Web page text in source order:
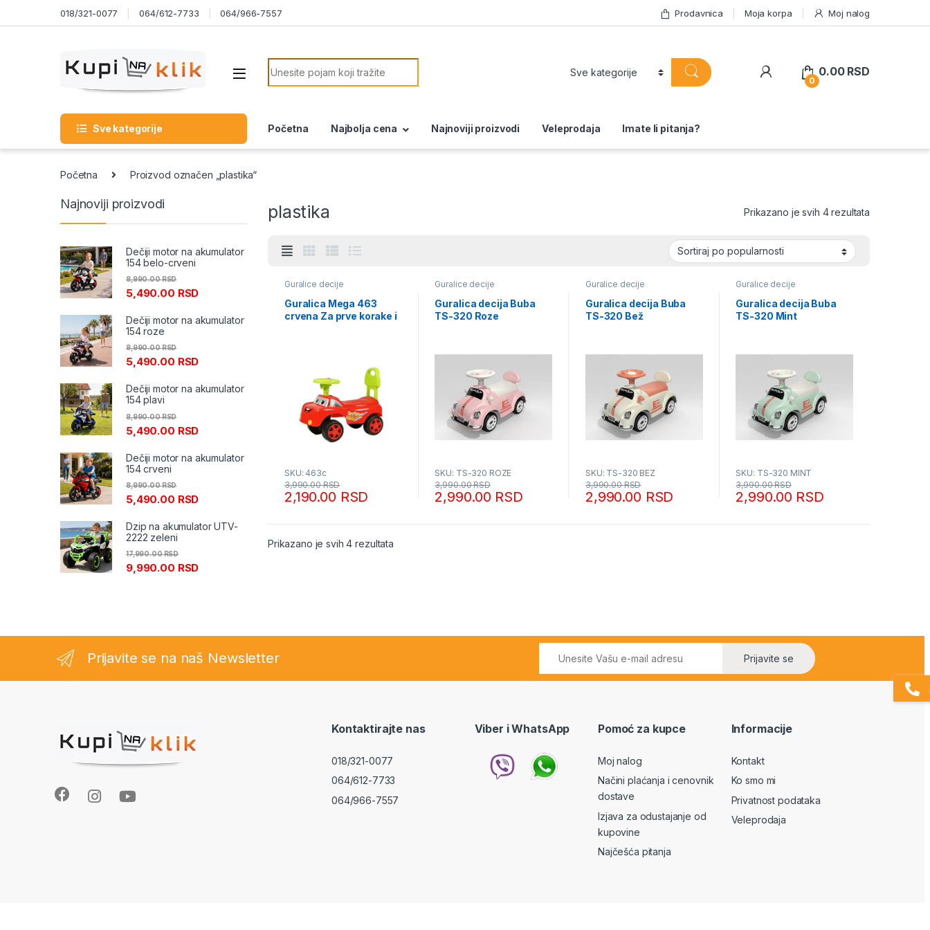
Skip to navigation018/321-0077 064/612-7733 064/966-7557 Prodavnica Moja korpa Moj nalog
Search for:
0
0.00 RSD
Sve kategorije Početna Najbolja cena Najnoviji proizvodi Veleprodaja Imate li pitanja?
Početna Proizvod označen „plastika“
plastika Prikazano je svih 4 rezultata
Guralice decije
Guralica Mega 463
crvena Za prve korake i
SKU: 463c
2,190.00 RSD
3,990.00RSD
Guralice decije
Guralica decija Buba
TS-320 Roze
SKU: TS-320 ROZE
2,990.00 RSD
3,990.00RSD
Guralice decije
Guralica decija Buba
TS-320 Bež
SKU: TS-320 BEZ
2,990.00 RSD
3,990.00RSD
Guralice decije
Guralica decija Buba
TS-320 Mint
SKU: TS-320 MINT
2,990.00 RSD
3,990.00RSD
Prikazano je svih 4 rezultataSortirano po popularnosti
Najnoviji proizvodi
Dečiji motor na akumulator
154 belo-crveni
5,490.00 RSD
8,990.00RSD
Dečiji motor na akumulator
154 roze
5,490.00 RSD
8,990.00RSD
Dečiji motor na akumulator
154 plavi
5,490.00 RSD
8,990.00RSD
Dečiji motor na akumulator
154 crveni
5,490.00 RSD
8,990.00RSD
Dzip na akumulator UTV-
2222 zeleni
9,990.00 RSD
17,990.00RSD
Prijavite se na naš Newsletter Prijavite se
Kontaktirajte nas
018/321-0077
064/612-7733
064/966-7557
Viber i WhatsApp Pomoć za kupce
Moj nalog
Načini plaćanja i cenovnik
dostave
Izjava za odustajanje od
kupovine
Najčešća pitanja
Informacije
Kontakt
Ko smo mi
Privatnost podataka
Veleprodaja